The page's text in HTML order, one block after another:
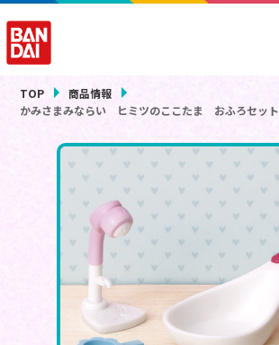
TOP
商品情報
かみさまみならい ヒミツのここたま おふろセット